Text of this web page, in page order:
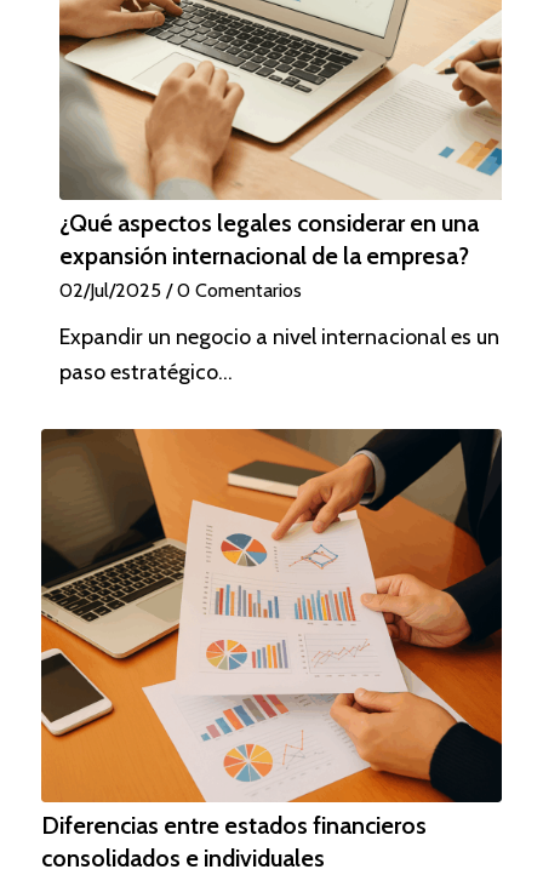
¿Qué aspectos legales considerar en una
expansión internacional de la empresa?
02/Jul/2025 / 0 Comentarios
Expandir un negocio a nivel internacional es un
paso estratégico…
Diferencias entre estados financieros
consolidados e individuales